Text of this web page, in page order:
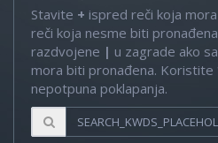
Stavite + ispred reči koja
reči koja nesme biti
razdvojene | u zagrade ako
mora biti pronađena. Koristite
nepotpuna poklapanja.